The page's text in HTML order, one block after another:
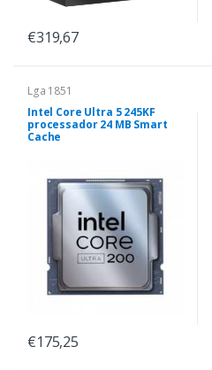
€319,67
Lga 1851
Intel Core Ultra 5 245KF
processador 24 MB Smart
Cache
€175,25